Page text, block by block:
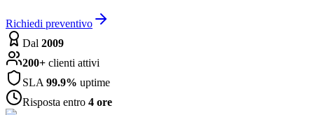
Richiedi preventivo
Dal 2009
200+ clienti attivi
SLA 99.9% uptime
Risposta entro 4 ore